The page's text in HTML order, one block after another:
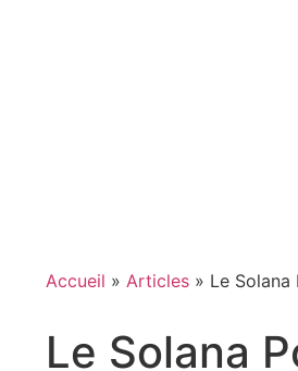
Accueil » Articles » Le
Le Solana